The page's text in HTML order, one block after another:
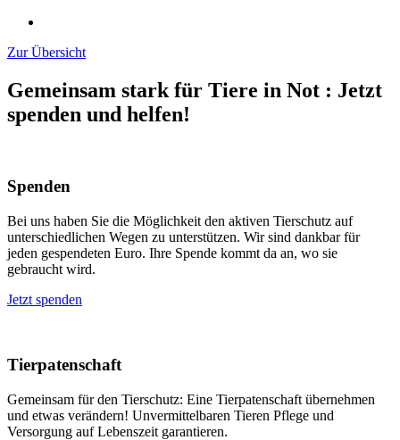
Zur Übersicht
Gemeinsam stark für Tiere in Not : Jetzt
spenden und helfen!
Spenden
Bei uns haben Sie die Möglichkeit den aktiven Tierschutz auf
unterschiedlichen Wegen zu unterstützen. Wir sind dankbar für
jeden gespendeten Euro. Ihre Spende kommt da an, wo sie
gebraucht wird.
Jetzt spenden
Tierpatenschaft
Gemeinsam für den Tierschutz: Eine Tierpatenschaft übernehmen
und etwas verändern! Unvermittelbaren Tieren Pflege und
Versorgung auf Lebenszeit garantieren.